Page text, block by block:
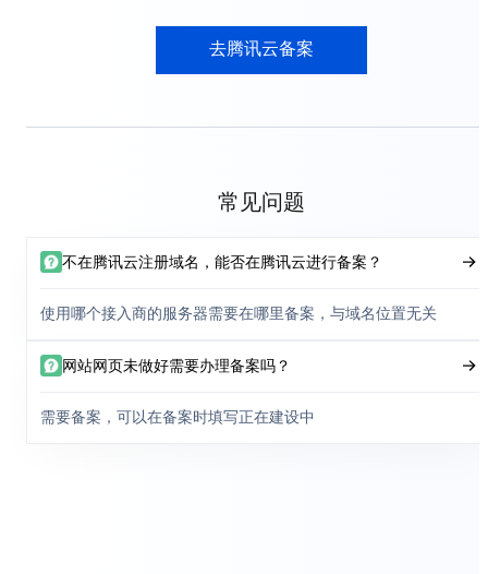
去腾讯云备案
常见问题
不在腾讯云注册域名，能否在腾讯云进行备案？
使用哪个接入商的服务器需要在哪里备案，与域名位置无关
网站网页未做好需要办理备案吗？
需要备案，可以在备案时填写正在建设中